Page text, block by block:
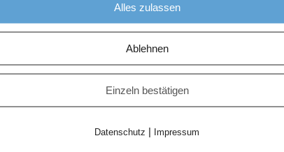
Alles zulassen
Ablehnen
Einzeln bestätigen
Datenschutz | Impressum